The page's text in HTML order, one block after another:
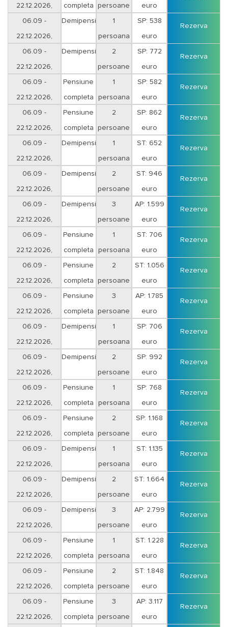
22.12.2026,
sejur 5 nopti
completa persoane euro
06.09 -
22.12.2026,
sejur 5 nopti
Demipensiune 1
persoana
SP: 538
euro
Rezerva
06.09 -
22.12.2026,
sejur 5 nopti
Demipensiune 2
persoane
SP: 772
euro
Rezerva
06.09 -
22.12.2026,
sejur 5 nopti
Pensiune
completa
1
persoana
SP: 582
euro
Rezerva
06.09 -
22.12.2026,
sejur 5 nopti
Pensiune
completa
2
persoane
SP: 862
euro
Rezerva
06.09 -
22.12.2026,
sejur 7 nopti
Demipensiune 1
persoana
ST: 652
euro
Rezerva
06.09 -
22.12.2026,
sejur 7 nopti
Demipensiune 2
persoane
ST: 946
euro
Rezerva
06.09 -
22.12.2026,
sejur 7 nopti
Demipensiune 3
persoane
AP: 1.599
euro
Rezerva
06.09 -
22.12.2026,
sejur 7 nopti
Pensiune
completa
1
persoana
ST: 706
euro
Rezerva
06.09 -
22.12.2026,
sejur 7 nopti
Pensiune
completa
2
persoane
ST: 1.056
euro
Rezerva
06.09 -
22.12.2026,
sejur 7 nopti
Pensiune
completa
3
persoane
AP: 1.785
euro
Rezerva
06.09 -
22.12.2026,
sejur 7 nopti
Demipensiune 1
persoana
SP: 706
euro
Rezerva
06.09 -
22.12.2026,
sejur 7 nopti
Demipensiune 2
persoane
SP: 992
euro
Rezerva
06.09 -
22.12.2026,
sejur 7 nopti
Pensiune
completa
1
persoana
SP: 768
euro
Rezerva
06.09 -
22.12.2026,
sejur 7 nopti
Pensiune
completa
2
persoane
SP: 1.168
euro
Rezerva
06.09 -
22.12.2026,
sejur 12 nopti
Demipensiune 1
persoana
ST: 1.135
euro
Rezerva
06.09 -
22.12.2026,
sejur 12 nopti
Demipensiune 2
persoane
ST: 1.664
euro
Rezerva
06.09 -
22.12.2026,
sejur 12 nopti
Demipensiune 3
persoane
AP: 2.799
euro
Rezerva
06.09 -
22.12.2026,
sejur 12 nopti
Pensiune
completa
1
persoana
ST: 1.228
euro
Rezerva
06.09 -
22.12.2026,
sejur 12 nopti
Pensiune
completa
2
persoane
ST: 1.848
euro
Rezerva
06.09 -
22.12.2026,
Pensiune
completa
3
persoane
AP: 3.117
euro
Rezerva